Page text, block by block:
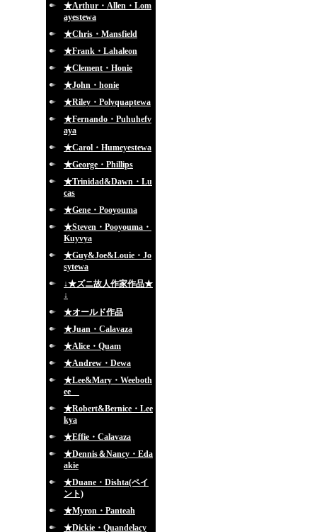
★Arthur・Allen・Lom
ayestewa
★Chris・Mansfield
★Frank・Lahaleon
★Clement・Honie
★John・honie
★Riley・Polyquaptewa
★Fernando・Puhuhefv
aya
★Carol・Humeyestewa
★George・Phillips
★Trinidad&Dawn・Lu
cas
★Gene・Pooyouma
★Steven・Pooyouma・
Kuyvya
★Guy&Joe&Louie・Jo
sytewa
↓★ズニ故人作家作品★
↓
★オールド作品
★Juan・Calavaza
★Alice・Quam
★Andrew・Dewa
★Lee&Mary・Weeboth
ee
★Robert&Bernice・Lee
kya
★Effie・Calavaza
★Dennis＆Nancy・Eda
akie
★Duane・Dishta(ペイ
ント)
★Myron・Panteah
★Dickie・Quandelacy